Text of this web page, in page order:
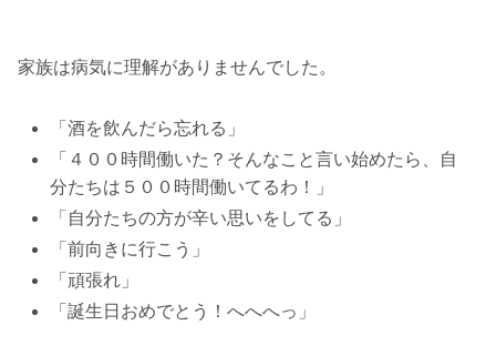
家族は病気に理解がありませんでした。
「酒を飲んだら忘れる」
「４００時間働いた？そんなこと言い始めたら、自
分たちは５００時間働いてるわ！」
「自分たちの方が辛い思いをしてる」
「前向きに行こう」
「頑張れ」
「誕生日おめでとう！へへへっ」